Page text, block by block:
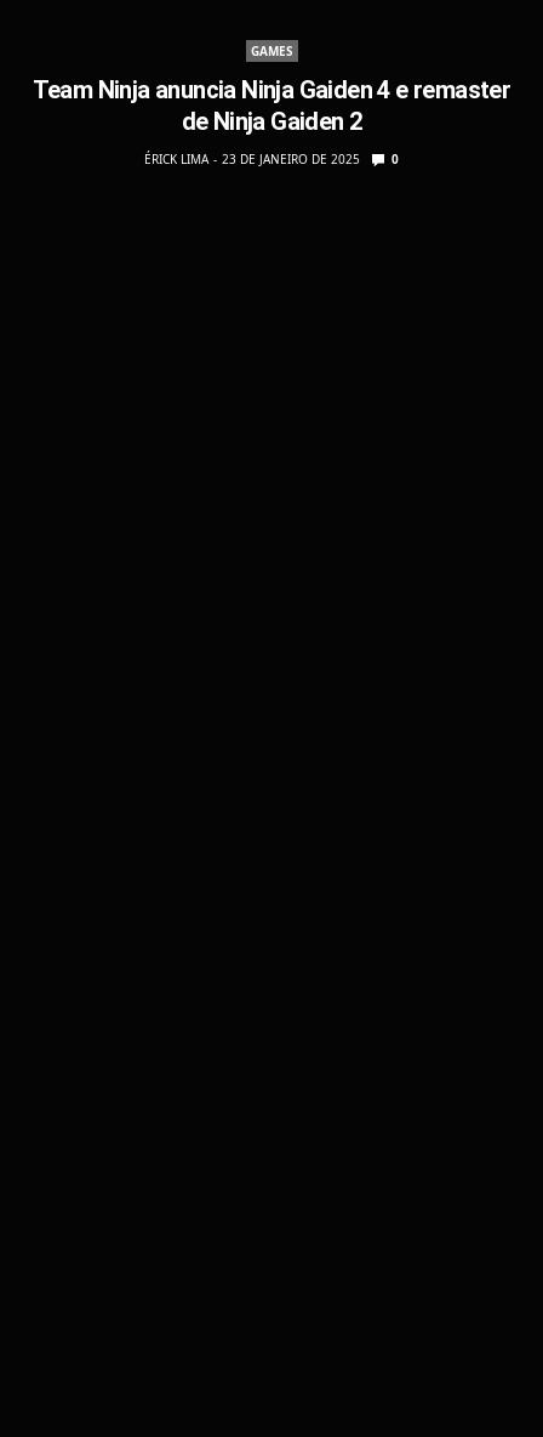
GAMES
Team Ninja anuncia Ninja Gaiden 4 e remaster
de Ninja Gaiden 2
ÉRICK LIMA 23 DE JANEIRO DE 2025 0